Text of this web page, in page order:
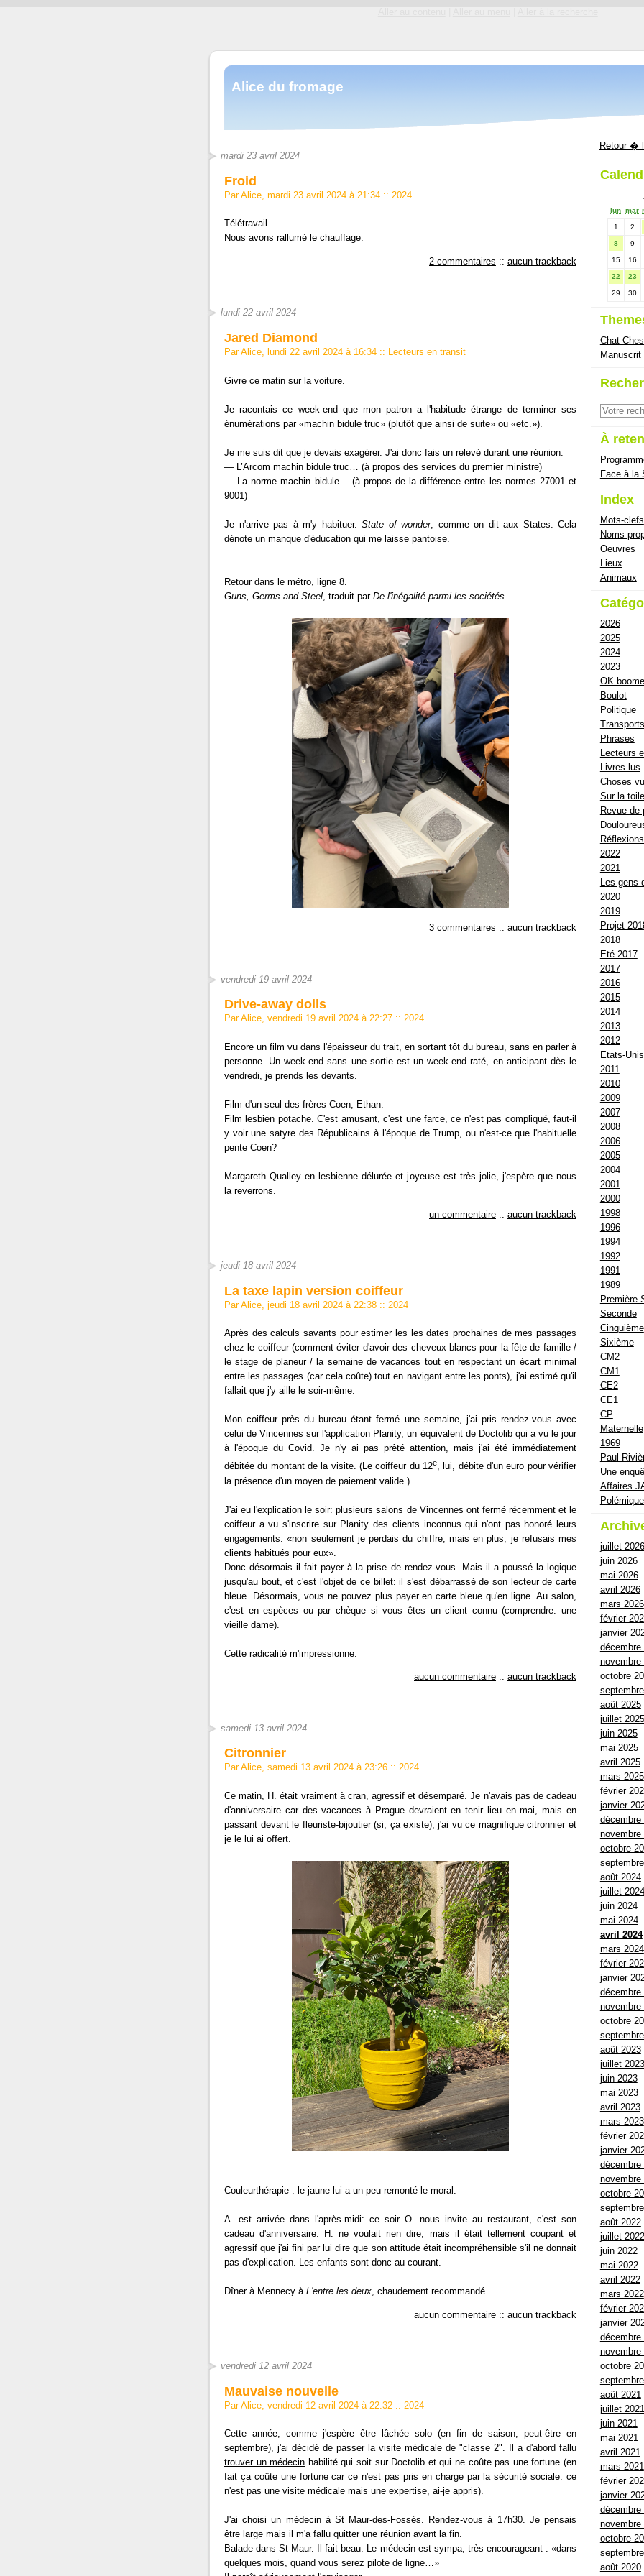
Alice du fromage
mardi 23 avril 2024
Froid
Par Alice, mardi 23 avril 2024 à 21:34 :: 2024
Télétravail.
Nous avons rallumé le chauffage.
2 commentaires :: aucun trackback
lundi 22 avril 2024
Jared Diamond
Par Alice, lundi 22 avril 2024 à 16:34 :: Lecteurs en transit
Givre ce matin sur la voiture.
Je racontais ce week-end que mon patron a l'habitude étrange de terminer ses
énumérations par «machin bidule truc» (plutôt que ainsi de suite» ou «etc.»).
Je me suis dit que je devais exagérer. J'ai donc fais un relevé durant une réunion.
— L’Arcom machin bidule truc… (à propos des services du premier ministre)
— La norme machin bidule… (à propos de la différence entre les normes 27001 et
9001)
Je n'arrive pas à m'y habituer. State of wonder, comme on dit aux States. Cela
dénote un manque d'éducation qui me laisse pantoise.
Retour dans le métro, ligne 8.
Guns, Germs and Steel , traduit par De l'inégalité parmi les sociétés
3 commentaires :: aucun trackback
vendredi 19 avril 2024
Drive-away dolls
Par Alice, vendredi 19 avril 2024 à 22:27 :: 2024
Encore un film vu dans l'épaisseur du trait, en sortant tôt du bureau, sans en parler à
personne. Un week-end sans une sortie est un week-end raté, en anticipant dès le
vendredi, je prends les devants.
Film d'un seul des frères Coen, Ethan.
Film lesbien potache. C'est amusant, c'est une farce, ce n'est pas compliqué, faut-il
y voir une satyre des Républicains à l'époque de Trump, ou n'est-ce que l'habituelle
pente Coen?
Margareth Qualley en lesbienne délurée et joyeuse est très jolie, j'espère que nous
la reverrons.
un commentaire :: aucun trackback
jeudi 18 avril 2024
La taxe lapin version coiffeur
Par Alice, jeudi 18 avril 2024 à 22:38 :: 2024
Après des calculs savants pour estimer les les dates prochaines de mes passages
chez le coiffeur (comment éviter d'avoir des cheveux blancs pour la fête de famille /
le stage de planeur / la semaine de vacances tout en respectant un écart minimal
entre les passages (car cela coûte) tout en navigant entre les ponts), j'ai estimé qu'il
fallait que j'y aille le soir-même.
Mon coiffeur près du bureau étant fermé une semaine, j'ai pris rendez-vous avec
celui de Vincennes sur l'application Planity, un équivalent de Doctolib qui a vu le jour
à l'époque du Covid. Je n'y ai pas prêté attention, mais j'ai été immédiatement
débitée du montant de la visite. (Le coiffeur du 12e, lui, débite d'un euro pour vérifier
la présence d'un moyen de paiement valide.)
J'ai eu l'explication le soir: plusieurs salons de Vincennes ont fermé récemment et le
coiffeur a vu s'inscrire sur Planity des clients inconnus qui n'ont pas honoré leurs
engagements: «non seulement je perdais du chiffre, mais en plus, je refusais mes
clients habitués pour eux».
Donc désormais il fait payer à la prise de rendez-vous. Mais il a poussé la logique
jusqu'au bout, et c'est l'objet de ce billet: il s'est débarrassé de son lecteur de carte
bleue. Désormais, vous ne pouvez plus payer en carte bleue qu'en ligne. Au salon,
c'est en espèces ou par chèque si vous êtes un client connu (comprendre: une
vieille dame).
Cette radicalité m'impressionne.
aucun commentaire :: aucun trackback
samedi 13 avril 2024
Citronnier
Par Alice, samedi 13 avril 2024 à 23:26 :: 2024
Ce matin, H. était vraiment à cran, agressif et désemparé. Je n'avais pas de cadeau
d'anniversaire car des vacances à Prague devraient en tenir lieu en mai, mais en
passant devant le fleuriste-bijoutier (si, ça existe), j'ai vu ce magnifique citronnier et
je le lui ai offert.
Couleurthérapie : le jaune lui a un peu remonté le moral.
A. est arrivée dans l'après-midi: ce soir O. nous invite au restaurant, c'est son
cadeau d'anniversaire. H. ne voulait rien dire, mais il était tellement coupant et
agressif que j'ai fini par lui dire que son attitude était incompréhensible s'il ne donnait
pas d'explication. Les enfants sont donc au courant.
Dîner à Mennecy à L'entre les deux, chaudement recommandé.
aucun commentaire :: aucun trackback
vendredi 12 avril 2024
Mauvaise nouvelle
Par Alice, vendredi 12 avril 2024 à 22:32 :: 2024
Cette année, comme j'espère être lâchée solo (en fin de saison, peut-être en
septembre), j'ai décidé de passer la visite médicale de "classe 2". Il a d'abord fallu
trouver un médecin habilité qui soit sur Doctolib et qui ne coûte pas une fortune (en
fait ça coûte une fortune car ce n'est pas pris en charge par la sécurité sociale: ce
n'est pas une visite médicale mais une expertise, ai-je appris).
J'ai choisi un médecin à St Maur-des-Fossés. Rendez-vous à 17h30. Je pensais
être large mais il m'a fallu quitter une réunion avant la fin.
Balade dans St-Maur. Il fait beau. Le médecin est sympa, très encourageant : «dans
quelques mois, quand vous serez pilote de ligne…»
Retour �
lun mar
1 2
8 9
15 16
22 23
29 30
Chat
Manuscrit
À
Face à la
Index
Mots-clefs
Noms
Oeuvres
Lieux
Animaux
2026
2025
2024
2023
OK
Boulot
Politique
Phrases
Lecteurs
Livres lus
Choses
Sur la toile
Revue de
2022
2021
Les gens
2020
2019
Projet
2018
Eté 2017
2017
2016
2015
2014
2013
2012
Etats-
2011
2010
2009
2007
2008
2006
2005
2004
2001
2000
1998
1996
1994
1992
1991
1989
Première
Seconde
Cinquième
Sixième
CM2
CM1
CE2
CE1
CP
Maternelle
1969
Paul
Une
Affaires
juillet 2026
juin 2026
mai 2026
avril 2026
mars 2026
février
janvier
décembre
novembre
octobre
août 2025
juillet 2025
juin 2025
mai 2025
avril 2025
mars 2025
février
janvier
décembre
novembre
octobre
août 2024
juillet 2024
juin 2024
mai 2024
avril 2024
mars 2024
février
janvier
décembre
novembre
octobre
août 2023
juillet 2023
juin 2023
mai 2023
avril 2023
mars 2023
février
janvier
décembre
novembre
octobre
août 2022
juillet 2022
juin 2022
mai 2022
avril 2022
mars 2022
février
janvier
décembre
novembre
octobre
août 2021
juillet 2021
juin 2021
mai 2021
avril 2021
mars 2021
février
janvier
décembre
novembre
octobre
août 2020